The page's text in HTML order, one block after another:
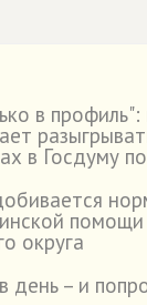
в профиль":
в Госдуму
округа
день – и